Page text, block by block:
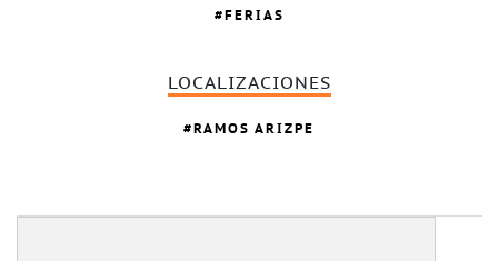
FERIAS
LOCALIZACIONES
RAMOS ARIZPE